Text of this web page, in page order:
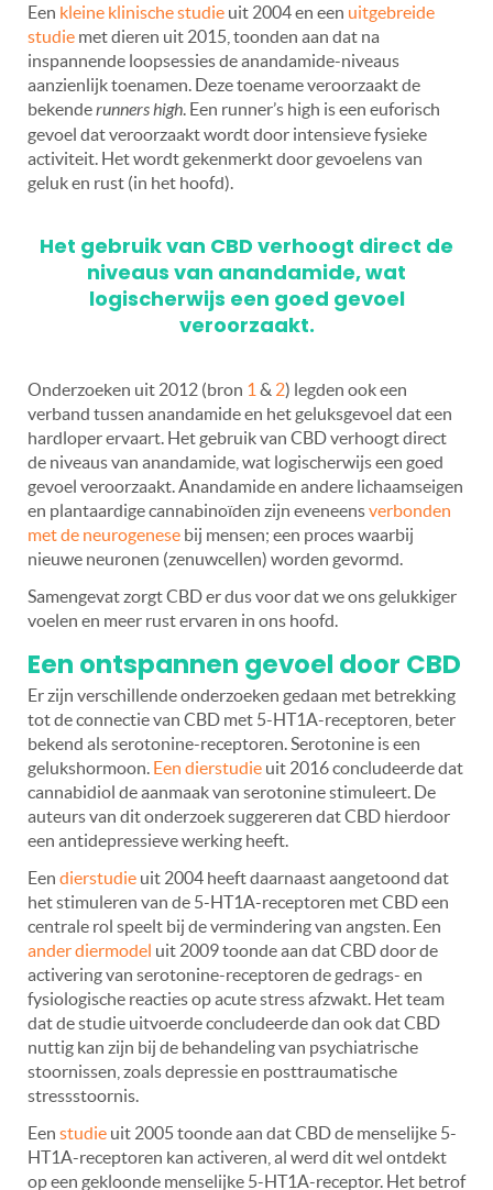
Een kleine klinische studie uit 2004 en een uitgebreide
studie met dieren uit 2015, toonden aan dat na
inspannende loopsessies de anandamide-niveaus
aanzienlijk toenamen. Deze toename veroorzaakt de
bekenderunners high. Een runner’s high is een euforisch
gevoel dat veroorzaakt wordt door intensieve fysieke
activiteit. Het wordt gekenmerkt door gevoelens van
geluk en rust (in het hoofd).
Het gebruik van CBD verhoogt direct de
niveaus van anandamide, wat
logischerwijs een goed gevoel
veroorzaakt.
Onderzoeken uit 2012 (bron 1 & 2) legden ook een
verband tussen anandamide en het geluksgevoel dat een
hardloper ervaart. Het gebruik van CBD verhoogt direct
de niveaus van anandamide, wat logischerwijs een goed
gevoel veroorzaakt. Anandamide en andere lichaamseigen
en plantaardige cannabinoïden zijn eveneensverbonden
met de neurogenese bij mensen; een proces waarbij
nieuwe neuronen (zenuwcellen) worden gevormd.
Samengevat zorgt CBD er dus voor dat we ons gelukkiger
voelen en meer rust ervaren in ons hoofd.
Een ontspannen gevoel door CBD
Er zijn verschillende onderzoeken gedaan met betrekking
tot de connectie van CBD met 5-HT1A-receptoren, beter
bekend als serotonine-receptoren. Serotonine is een
gelukshormoon. Een dierstudie uit 2016 concludeerde dat
cannabidiol de aanmaak van serotonine stimuleert. De
auteurs van dit onderzoek suggereren dat CBD hierdoor
een antidepressieve werking heeft.
Een dierstudie uit 2004 heeft daarnaast aangetoond dat
het stimuleren van de 5-HT1A-receptoren met CBD een
centrale rol speelt bij de vermindering van angsten. Een
ander diermodel uit 2009 toonde aan dat CBD door de
activering van serotonine-receptoren de gedrags- en
fysiologische reacties op acute stress afzwakt. Het team
dat de studie uitvoerde concludeerde dan ook dat CBD
nuttig kan zijn bij de behandeling van psychiatrische
stoornissen, zoals depressie en posttraumatische
stressstoornis.
Een studie uit 2005 toonde aan dat CBD de menselijke 5-
HT1A-receptoren kan activeren, al werd dit wel ontdekt
op een gekloonde menselijke 5-HT1A-receptor. Het betrof